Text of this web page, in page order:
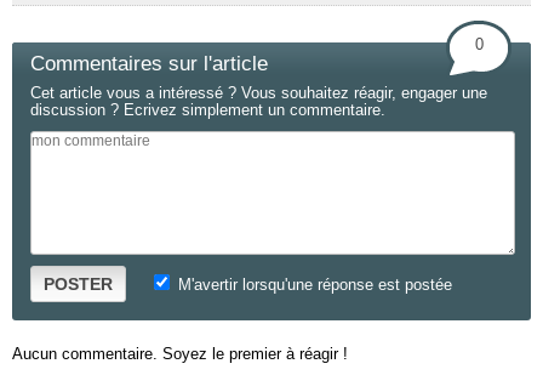
Commentaires sur l'article
0
Cet article vous a intéressé ? Vous souhaitez réagir, engager une
discussion ? Ecrivez simplement un commentaire.
POSTER M'avertir lorsqu'une réponse est postée
Aucun commentaire. Soyez le premier à réagir !